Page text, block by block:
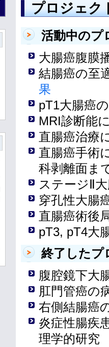
プロジェク
活動中のプ
大腸癌腹
結腸癌の至
果
pT1大腸癌
MRI診断
直腸癌治療
直腸癌手術
科剥離面ま
ステージⅡ
穿孔性大腸
直腸癌術後
pT3, pT4大
終了したプ
腹腔鏡下
肛門管癌
右側結腸癌
炎症性腸疾
理学的研